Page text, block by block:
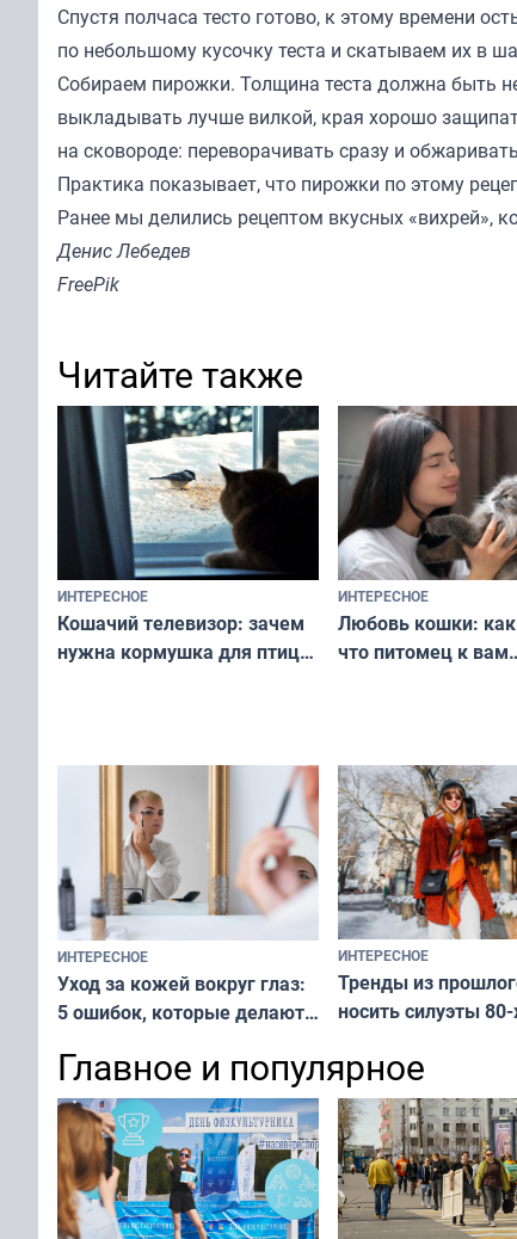
Спустя полчаса тесто готово, к этому времени
по небольшому кусочку теста и скатываем их в
Собираем пирожки. Толщина теста должна быть
выкладывать лучше вилкой, края хорошо
на сковороде: переворачивать сразу и
Практика показывает, что пирожки по этому
Ранее мы делились рецептом вкусных «вихрей»,
Денис Лебедев
FreePik
Читайте также
ИНТЕРЕСНОЕ
Кошачий телевизор: зачем
нужна кормушка для птиц
ИНТЕРЕСНОЕ
Любовь кошки: как
что питомец к вам
ИНТЕРЕСНОЕ
Уход за кожей вокруг глаз:
5 ошибок, которые делают
и вернуть свежий взгляд
без дорогих средств
ИНТЕРЕСНОЕ
Тренды из
носить силуэты
современно и
переплат
Главное и популярное